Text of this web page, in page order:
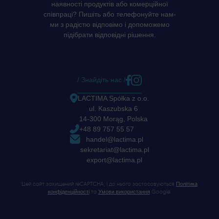
наявності продуктів або комерційної
співпраці? Пишіть або телефонуйте нам-
ми з радістю відповімо і допоможемо
підібрати відповідні рішення.
/ Знайдіть нас /
LACTIMA Spółka z o.o.
ul. Kaszubska 6
14-300 Morąg, Polska
+48 89 757 55 57
handel@lactima.pl
sekretariat@lactima.pl
export@lactima.pl
Цей сайт захищений reCAPTCHA, і до нього застосовуються Політика
конфіденційностіта Умови використання Google.